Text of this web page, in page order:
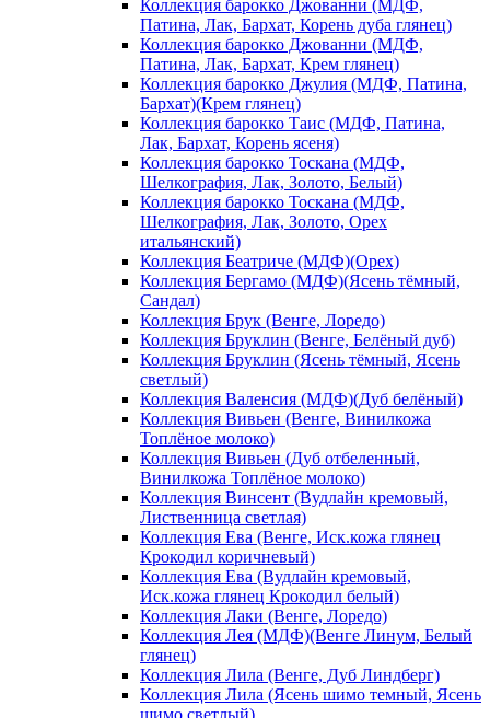
Коллекция барокко Джованни (МДФ,
Патина, Лак, Бархат, Корень дуба глянец)
Коллекция барокко Джованни (МДФ,
Патина, Лак, Бархат, Крем глянец)
Коллекция барокко Джулия (МДФ, Патина,
Бархат)(Крем глянец)
Коллекция барокко Таис (МДФ, Патина,
Лак, Бархат, Корень ясеня)
Коллекция барокко Тоскана (МДФ,
Шелкография, Лак, Золото, Белый)
Коллекция барокко Тоскана (МДФ,
Шелкография, Лак, Золото, Орех
итальянский)
Коллекция Беатриче (МДФ)(Орех)
Коллекция Бергамо (МДФ)(Ясень тёмный,
Сандал)
Коллекция Брук (Венге, Лоредо)
Коллекция Бруклин (Венге, Белёный дуб)
Коллекция Бруклин (Ясень тёмный, Ясень
светлый)
Коллекция Валенсия (МДФ)(Дуб белёный)
Коллекция Вивьен (Венге, Винилкожа
Топлёное молоко)
Коллекция Вивьен (Дуб отбеленный,
Винилкожа Топлёное молоко)
Коллекция Винсент (Вудлайн кремовый,
Лиственница светлая)
Коллекция Ева (Венге, Иск.кожа глянец
Крокодил коричневый)
Коллекция Ева (Вудлайн кремовый,
Иск.кожа глянец Крокодил белый)
Коллекция Лаки (Венге, Лоредо)
Коллекция Лея (МДФ)(Венге Линум, Белый
глянец)
Коллекция Лила (Венге, Дуб Линдберг)
Коллекция Лила (Ясень шимо темный, Ясень
шимо светлый)